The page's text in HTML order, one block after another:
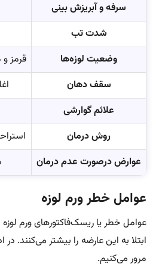
سرفه و آبریزش بینی
شدت تب
وضعیت لوزه‌ها
قرمز
سقف دهان
علائم گوارشی
روش درمان
عوارض درصورت عدم درمان
عوامل خطر ورم لوزه
عوامل خطر یا ریسک‌فاکتورهای ورم
ابتلا به این عارضه را بیشتر می‌کنند. در
مرور می‌کنیم.